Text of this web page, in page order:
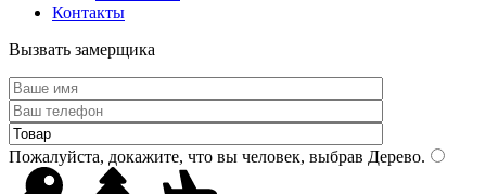
Контакты
Вызвать замерщика
Пожалуйста, докажите, что вы человек, выбрав Дерево.